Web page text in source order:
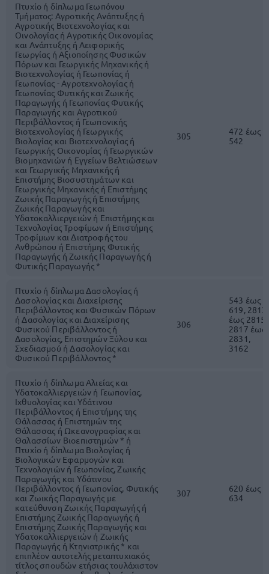
Πτυχίο ή δίπλωμα Γεωπόνου
Τμήματος: Αγροτικής Ανάπτυξης ή
Αγροτικής Βιοτεχνολογίας και
Οινολογίας ή Αγροτικής Οικονομίας
και Ανάπτυξης ή Αειφορικής
Γεωργίας ή Αξιοποίησης Φυσικών
Πόρων και Γεωργικής Μηχανικής ή
Βιοτεχνολογίας ή Γεωπονίας ή
Γεωπονίας - Αγροτεχνολογίας ή
Γεωπονίας Φυτικής και Ζωικής
Παραγωγής ή Γεωπονίας Φυτικής
Παραγωγής και Αγροτικού
Περιβάλλοντος ή Γεωπονικής
Βιοτεχνολογίας ή Γεωργικής
Βιολογίας και Βιοτεχνολογίας ή
Γεωργικής Οικονομίας ή Γεωργικών
Βιομηχανιών ή Εγγείων Βελτιώσεων
και Γεωργικής Μηχανικής ή
Επιστήμης Βιοσυστημάτων και
Γεωργικής Μηχανικής ή Επιστήμης
Ζωικής Παραγωγής ή Επιστήμης
Ζωικής Παραγωγής και
Υδατοκαλλιεργειών ή Επιστήμης και
Τεχνολογίας Τροφίμων ή Επιστήμης
Τροφίμων και Διατροφής του
Ανθρώπου ή Επιστήμης Φυτικής
Παραγωγής ή Ζωικής Παραγωγής ή
Φυτικής Παραγωγής *
305
472 έως
542
Πτυχίο ή δίπλωμα Δασολογίας ή
Δασολογίας και Διαχείρισης
Περιβάλλοντος και Φυσικών Πόρων
ή Δασολογίας και Διαχείρισης
Φυσικού Περιβάλλοντος ή
Δασολογίας, Επιστημών Ξύλου και
Σχεδιασμού ή Δασολογίας και
Φυσικού Περιβάλλοντος *
306
543 έως
619, 2813
έως 2815,
2817 έως
2831,
3162
Πτυχίο ή δίπλωμα Αλιείας και
Υδατοκαλλιεργειών ή Γεωπονίας,
Ιχθυολογίας και Υδάτινου
Περιβάλλοντος ή Επιστήμης της
Θάλασσας ή Επιστημών της
Θάλασσας ή Ωκεανογραφίας και
Θαλασσίων Βιοεπιστημών * ή
Πτυχίο ή δίπλωμα Βιολογίας ή
Βιολογικών Εφαρμογών και
Τεχνολογιών ή Γεωπονίας, Ζωικής
Παραγωγής και Υδάτινου
Περιβάλλοντος ή Γεωπονίας, Φυτικής
και Ζωικής Παραγωγής με
κατεύθυνση Ζωικής Παραγωγής ή
Επιστήμης Ζωικής Παραγωγής ή
Επιστήμης Ζωικής Παραγωγής και
Υδατοκαλλιεργειών ή Ζωικής
Παραγωγής ή Κτηνιατρικής * και
επιπλέον αυτοτελής μεταπτυχιακός
τίτλος σπουδών ετήσιας τουλάχιστον
307
620 έως
634